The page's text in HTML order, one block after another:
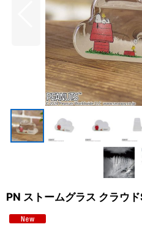
PN ストームグラス クラウ